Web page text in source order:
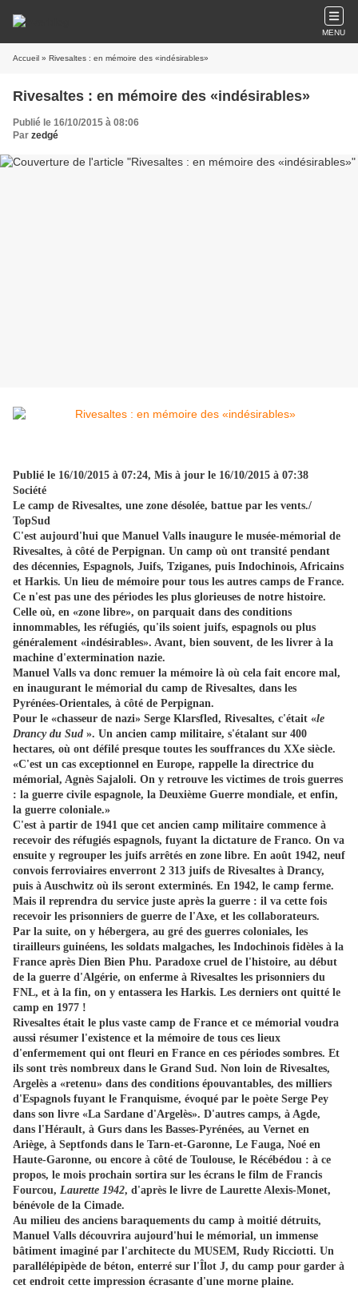
MENU
Accueil » Rivesaltes : en mémoire des «indésirables»
Rivesaltes : en mémoire des «indésirables»
Publié le 16/10/2015 à 08:06
Par zedgé
Publié le 16/10/2015 à 07:24, Mis à jour le 16/10/2015 à 07:38
Société
Le camp de Rivesaltes, une zone désolée, battue par les vents./
TopSud
C'est aujourd'hui que Manuel Valls inaugure le musée-mémorial de
Rivesaltes, à côté de Perpignan. Un camp où ont transité pendant
des décennies, Espagnols, Juifs, Tziganes, puis Indochinois, Africains
et Harkis. Un lieu de mémoire pour tous les autres camps de France.
Ce n'est pas une des périodes les plus glorieuses de notre histoire.
Celle où, en «zone libre», on parquait dans des conditions
innommables, les réfugiés, qu'ils soient juifs, espagnols ou plus
généralement «indésirables». Avant, bien souvent, de les livrer à la
machine d'extermination nazie.
Manuel Valls va donc remuer la mémoire là où cela fait encore mal,
en inaugurant le mémorial du camp de Rivesaltes, dans les
Pyrénées-Orientales, à côté de Perpignan.
Pour le «chasseur de nazi» Serge Klarsfled, Rivesaltes, c'était «le
Drancy du Sud ». Un ancien camp militaire, s'étalant sur 400
hectares, où ont défilé presque toutes les souffrances du XXe siècle.
«C'est un cas exceptionnel en Europe, rappelle la directrice du
mémorial, Agnès Sajaloli. On y retrouve les victimes de trois guerres
: la guerre civile espagnole, la Deuxième Guerre mondiale, et enfin,
la guerre coloniale.»
C'est à partir de 1941 que cet ancien camp militaire commence à
recevoir des réfugiés espagnols, fuyant la dictature de Franco. On va
ensuite y regrouper les juifs arrêtés en zone libre. En août 1942, neuf
convois ferroviaires enverront 2 313 juifs de Rivesaltes à Drancy,
puis à Auschwitz où ils seront exterminés. En 1942, le camp ferme.
Mais il reprendra du service juste après la guerre : il va cette fois
recevoir les prisonniers de guerre de l'Axe, et les collaborateurs.
Par la suite, on y hébergera, au gré des guerres coloniales, les
tirailleurs guinéens, les soldats malgaches, les Indochinois fidèles à la
France après Dien Bien Phu. Paradoxe cruel de l'histoire, au début
de la guerre d'Algérie, on enferme à Rivesaltes les prisonniers du
FNL, et à la fin, on y entassera les Harkis. Les derniers ont quitté le
camp en 1977 !
Rivesaltes était le plus vaste camp de France et ce mémorial voudra
aussi résumer l'existence et la mémoire de tous ces lieux
d'enfermement qui ont fleuri en France en ces périodes sombres. Et
ils sont très nombreux dans le Grand Sud. Non loin de Rivesaltes,
Argelès a «retenu» dans des conditions épouvantables, des milliers
d'Espagnols fuyant le Franquisme, évoqué par le poète Serge Pey
dans son livre «La Sardane d'Argelès». D'autres camps, à Agde,
dans l'Hérault, à Gurs dans les Basses-Pyrénées, au Vernet en
Ariège, à Septfonds dans le Tarn-et-Garonne, Le Fauga, Noé en
Haute-Garonne, ou encore à côté de Toulouse, le Récébédou : à ce
propos, le mois prochain sortira sur les écrans le film de Francis
Fourcou, Laurette 1942, d'après le livre de Laurette Alexis-Monet,
bénévole de la Cimade.
Au milieu des anciens baraquements du camp à moitié détruits,
Manuel Valls découvrira aujourd'hui le mémorial, un immense
bâtiment imaginé par l'architecte du MUSEM, Rudy Ricciotti. Un
parallélépipède de béton, enterré sur l'Îlot J, du camp pour garder à
cet endroit cette impression écrasante d'une morne plaine.